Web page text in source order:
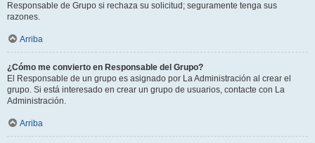
Responsable de Grupo si rechaza su solicitud; seguramente tenga sus
razones.
Arriba
¿Cómo me convierto en Responsable del Grupo?
El Responsable de un grupo es asignado por La Administración al crear el
grupo. Si está interesado en crear un grupo de usuarios, contacte con La
Administración.
Arriba